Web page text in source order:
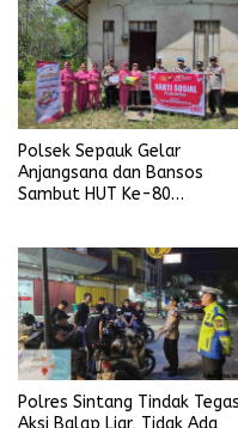
Polsek Sepauk Gelar
Anjangsana dan Bansos
Sambut HUT Ke-80
Polres Sintang Tindak Tegas
Aksi Balap Liar, Tidak Ada